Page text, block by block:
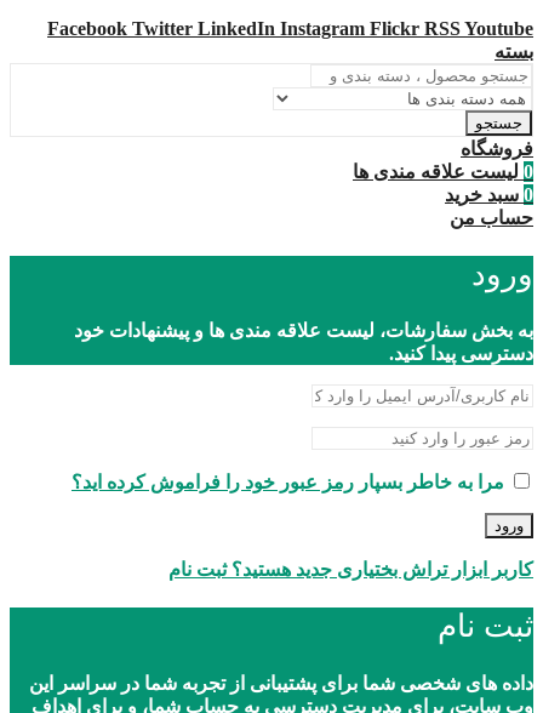
Facebook Twitter LinkedIn Instagram Flickr RSSYoutube
بسته
جستجو
فروشگاه
0 لیست علاقه مندی ها
0 سبد خرید
حساب من
ورود
به بخش سفارشات، لیست علاقه مندی ها و پیشنهادات خود
دسترسی پیدا کنید.
مرا به خاطر بسپار رمز عبور خود را فراموش کرده اید؟
ورود
کاربر ابزار تراش بختیاری جدید هستید؟ ثبت نام
ثبت نام
داده های شخصی شما برای پشتیبانی از تجربه شما در سراسر این
وب سایت، برای مدیریت دسترسی به حساب شما، و برای اهداف